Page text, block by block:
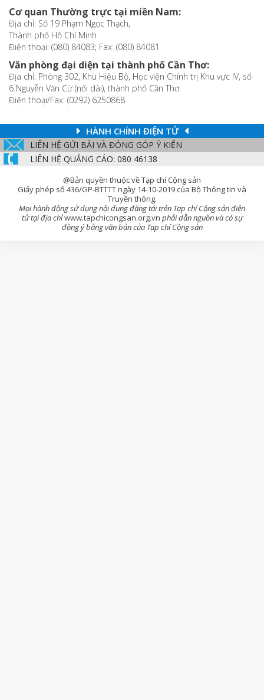
Cơ quan Thường trực tại miền Nam:
Địa chỉ: Số 19 Phạm Ngọc Thạch,
Thành phố Hồ Chí Minh
Điện thoại: (080) 84083; Fax: (080) 84081
Văn phòng đại diện tại thành phố Cần Thơ:
Địa chỉ: Phòng 302, Khu Hiệu Bộ, Học viện Chính trị Khu vực IV, số
6 Nguyễn Văn Cừ (nối dài), thành phố Cần Thơ
Điện thoại/Fax: (0292) 6250868
HÀNH CHÍNH ĐIỆN TỬ
LIÊN HỆ GỬI BÀI VÀ ĐÓNG GÓP Ý KIẾN
LIÊN HỆ QUẢNG CÁO: 080 46138
@Bản quyền thuộc về Tạp chí Cộng sản
Giấy phép số 436/GP-BTTTT ngày 14-10-2019 của Bộ Thông tin và
Truyền thông.
Mọi hành động sử dụng nội dung đăng tải trên Tạp chí Cộng sản điện
tử tại địa chỉwww.tapchicongsan.org.vn phải dẫn nguồn và có sự
đồng ý bằng văn bản của Tạp chí Cộng sản